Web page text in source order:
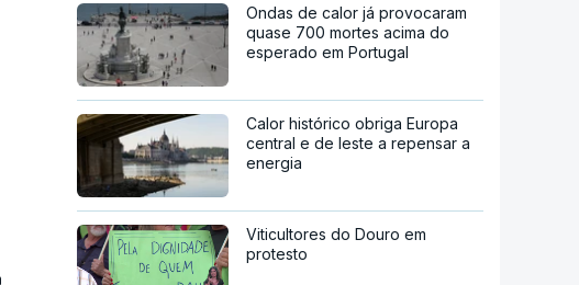
Ondas de calor já provocaram
quase 700 mortes acima do
esperado em Portugal
Calor histórico obriga Europa
central e de leste a repensar a
energia
Viticultores do Douro em
protesto